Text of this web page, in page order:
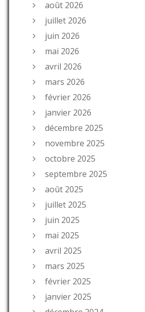
août 2026
juillet 2026
juin 2026
mai 2026
avril 2026
mars 2026
février 2026
janvier 2026
décembre 2025
novembre 2025
octobre 2025
septembre 2025
août 2025
juillet 2025
juin 2025
mai 2025
avril 2025
mars 2025
février 2025
janvier 2025